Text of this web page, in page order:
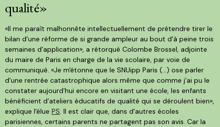
qualité»
«Il me paraît malhonnête intellectuellement de prétendre tirer le
bilan d'une réforme de si grande ampleur au bout d'à peine trois
semaines d'application», a rétorqué Colombe Brossel, adjointe
du maire de Paris en charge de la vie scolaire, par voie de
communiqué. «Je m'étonne que le SNUipp Paris (…) ose parler
d'une rentrée catastrophique alors même que comme j'ai pu le
constater aujourd'hui encore en visitant une école, les enfants
bénéficient d'ateliers éducatifs de qualité qui se déroulent bien»,
explique l'élue PS . Il est clair que, dans d'autres écoles
parisiennes, certains parents ne partagent pas son avis. Car la